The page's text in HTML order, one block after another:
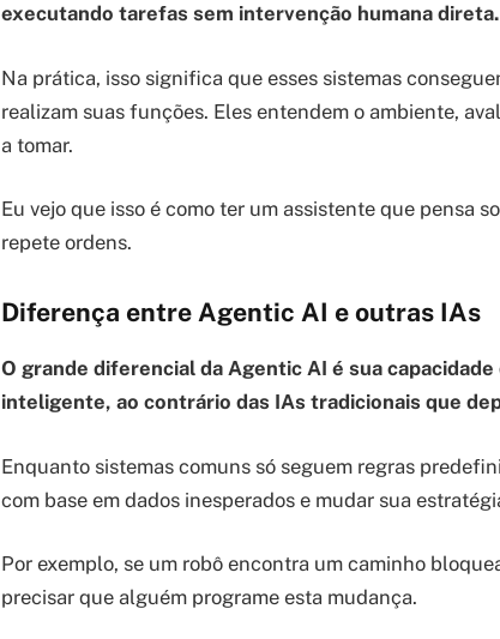
executando tarefas sem intervenção humana direta.
Na prática, isso significa que esses sistemas
realizam suas funções. Eles entendem o ambiente,
a tomar.
Eu vejo que isso é como ter um assistente que pensa
repete ordens.
Diferença entre Agentic AI e outras IAs
O grande diferencial da Agentic AI é sua
inteligente, ao contrário das IAs tradicionais que
Enquanto sistemas comuns só seguem regras
com base em dados inesperados e mudar sua
Por exemplo, se um robô encontra um caminho
precisar que alguém programe esta mudança.